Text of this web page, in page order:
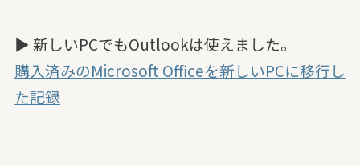
▶ 新しいPCでもOutlookは使えました。
購入済みのMicrosoft Officeを新しいPCに移行し
た記録